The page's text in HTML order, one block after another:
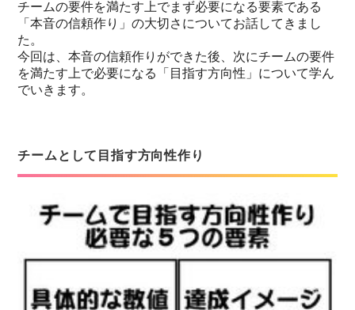
チームの要件を満たす上でまず必要になる要素である
「本音の信頼作り」の大切さについてお話してきまし
た。
今回は、本音の信頼作りができた後、次にチームの要件
を満たす上で必要になる「目指す方向性」について学ん
でいきます。
チームとして目指す方向性作り